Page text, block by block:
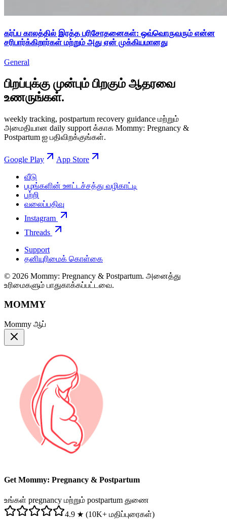
கர்ப்ப காலத்தில் இரத்த பரிசோதனைகள்: ஒவ்வொருவரும் என்ன
சரிபார்க்கிறார்கள் மற்றும் அது ஏன் முக்கியமானது
General
பிறப்புக்கு முன்பும் பிறகும் ஆதரவை
உணருங்கள்.
weekly tracking, postpartum recovery guidance மற்றும்
அமைதியான daily support க்காக Mommy: Pregnancy &
Postpartum ஐ பதிவிறக்குங்கள்.
Google Play
App Store
வீடு
பழங்களின் ஊட்டச்சத்து வழிகாட்டி
பற்றி
வலைப்பதிவு
Instagram
Threads
Support
தனியுரிமைக் கொள்கை
© 2026 Mommy: Pregnancy & Postpartum. அனைத்து
உரிமைகளும் பாதுகாக்கப்பட்டவை.
MOMMY
Mommy ஆப்
Get Mommy: Pregnancy & Postpartum
உங்கள் pregnancy மற்றும் postpartum துணை
4.9 ★ (10K+ மதிப்புரைகள்)